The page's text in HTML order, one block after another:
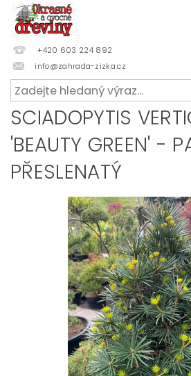
+420 603 224 892
info@zahrada-zizka.cz
SCIADOPYTIS
'BEAUTY GREEN' -
PŘESLENATÝ